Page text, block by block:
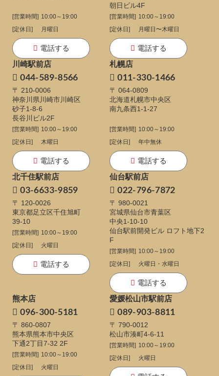
[営業時間] 10:00～19:00
[定休日]
月曜日
電話する
朝日ビル4F
[営業時間] 10:00～19:00
[定休日]
月曜日〜木曜日
電話する
川崎駅前店
044-589-8566
〒 210-0006
神奈川県川崎市川崎区
砂子1-8-6
長谷川ビル2F
[営業時間] 10:00～19:00
[定休日]
木曜日
電話する
札幌店
011-330-1466
〒 064-0809
北海道札幌市中央区
南九条西1-1-27
[営業時間] 10:00～19:00
[定休日]
年中無休
電話する
北千住駅前店
03-6633-9859
〒 120-0026
東京都足立区千住旭町
39-10
[営業時間] 10:00～19:00
[定休日]
火曜日
電話する
仙台駅前店
022-796-7872
〒 980-0021
宮城県仙台市青葉区
中央1-10-10
仙台駅前開発ビル ロフト地下2
F
[営業時間] 10:00～19:00
[定休日]
火曜日・水曜日
電話する
熊本店
096-300-5181
〒 860-0807
熊本県熊本市中央区
下通2丁目7-32 2F
[営業時間] 10:00～19:00
[定休日]
火曜日
愛媛松山市駅前店
089-903-8811
〒 790-0012
松山市湊町4-6-11
[営業時間] 10:00～19:00
[定休日]
火曜日